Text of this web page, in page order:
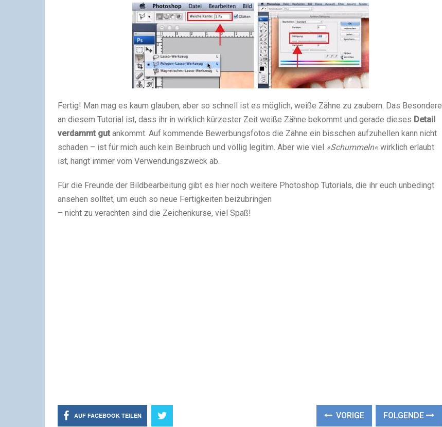
Fertig! Man mag es kaum glauben, aber so schnell ist es möglich, weiße Zähne zu zaubern. Das Besondere
an diesem Tutorial ist, dass ihr in wirklich kürzester Zeit weiße Zähne bekommt und gerade dieses Detail
verdammt gut ankommt. Auf kommende Bewerbungsfotos die Zähne ein bisschen aufzuhellen kann nicht
schaden – ist für mich auch kein Beinbruch und völlig legitim. Aber wie viel »Schummeln«wirklich erlaubt
ist, hängt immer vom Verwendungszweck ab.
Für die Freunde der Bildbearbeitung gibt es hier noch weitere Photoshop Tutorials, die ihr euch unbedingt
ansehen solltet, um euch so neue Fertigkeiten beizubringen
– nicht zu verachten sind die Zeichenkurse, viel Spaß!
AUF FACEBOOK TEILEN VORIGE FOLGENDE